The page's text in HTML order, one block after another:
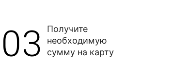
03
Получите
необходимую
сумму на карту